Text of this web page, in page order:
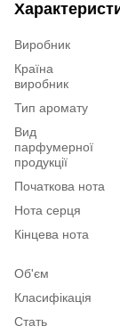
Виробник
Країна
виробник
Тип аромату
Вид
парфумерної
продукції
Початкова нота
Нота серця
Кінцева нота
Об'єм
Класифікація
Стать